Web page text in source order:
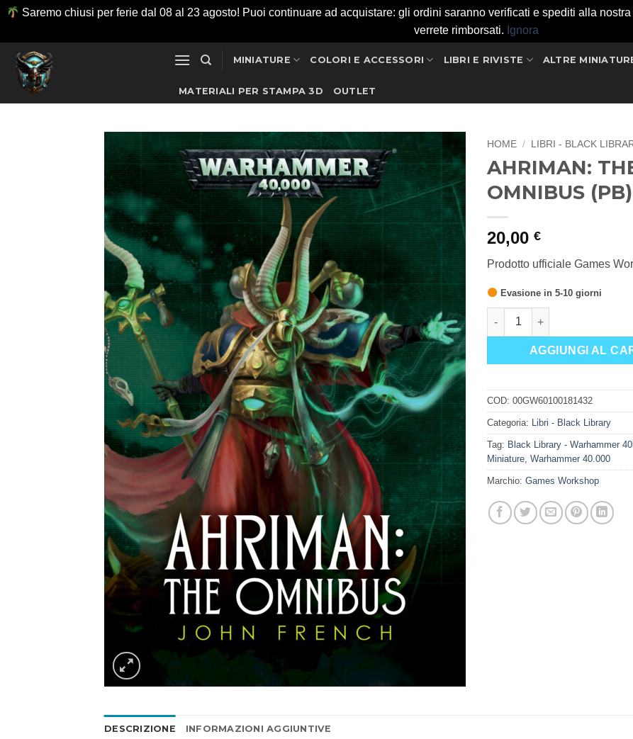
Saremo chiusi per ferie dal 08 al 23 agosto! Puoi continuare ad acquistare: gli ordini saranno verificati e spediti alla
verrete rimborsati. Ignora
Salta
contenuti
MINIATURE COLORI E ACCESSORI LIBRI E RIVISTE ALTRE
MATERIALI PER STAMPA 3D OUTLET
Aggiungi
alla lista
desideri
HOME / LIBRI - BLACK
AHRIMAN:
OMNIBUS (PB)
20,00 €
Prodotto ufficiale Games
Evasione in 5-10 giorni
AHRIMAN: THE OMNIBUS
AGGIUNGI AL
COD: 00GW60100181432
Categoria: Libri - Black Library
Tag: Black Library - Warhammer
Miniature, Warhammer 40.000
Marchio: Games Workshop
DESCRIZIONE INFORMAZIONI AGGIUNTIVE